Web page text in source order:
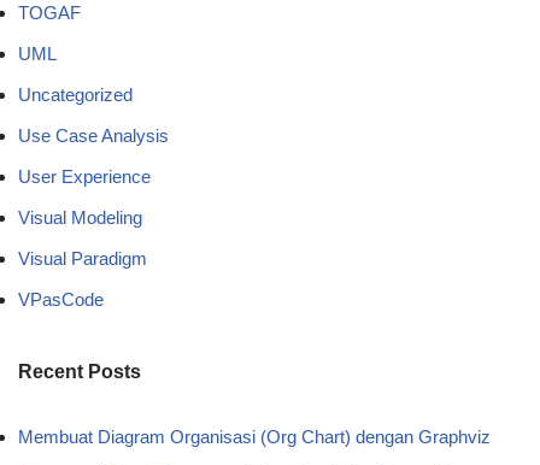
TOGAF
UML
Uncategorized
Use Case Analysis
User Experience
Visual Modeling
Visual Paradigm
VPasCode
Recent Posts
Membuat Diagram Organisasi (Org Chart) dengan Graphviz